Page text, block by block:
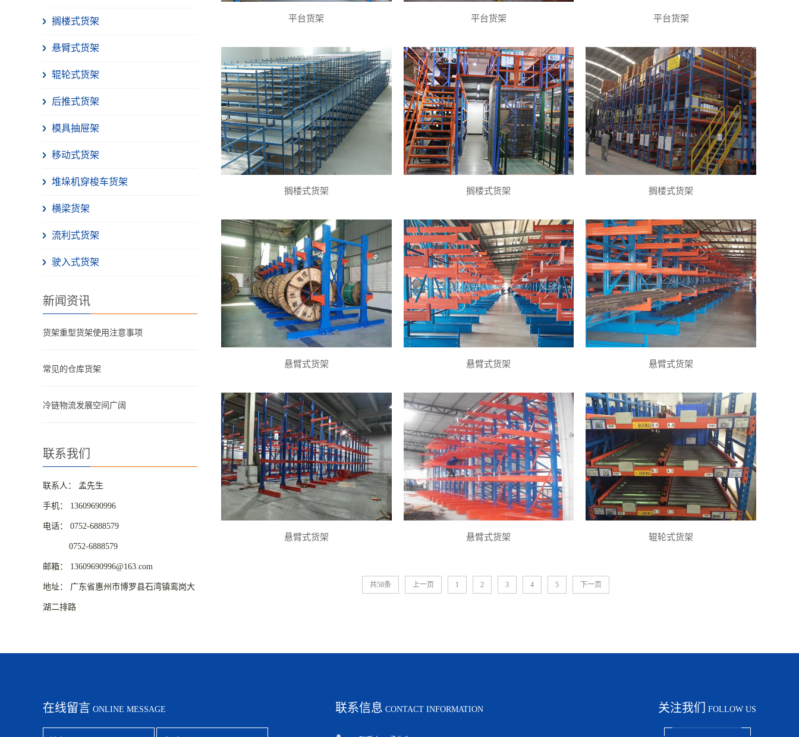
搁楼式货架
悬臂式货架
辊轮式货架
后推式货架
模具抽屉架
移动式货架
堆垛机穿梭车货架
横梁货架
流利式货架
驶入式货架
新闻资讯
货架重型货架使用注意事项
常见的仓库货架
冷链物流发展空间广阔
联系我们
联系人： 孟先生
手机： 13609690996
电话： 0752-6888579
0752-6888579
邮箱： 13609690996@163.com
地址： 广东省惠州市博罗县石湾镇鸾岗大
湖二排路
平台货架 平台货架 平台货架
搁楼式货架 搁楼式货架 搁楼式货架
悬臂式货架 悬臂式货架 悬臂式货架
悬臂式货架 悬臂式货架 辊轮式货架
共58条 上一页 1 2 3 4 5 下一页
关注我们 FOLLOW US
在线留言 ONLINE MESSAGE 联系信息 CONTACT INFORMATION